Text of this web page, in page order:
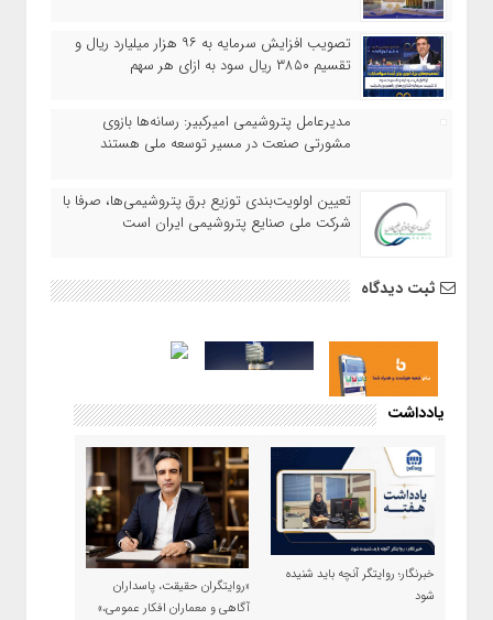
تصویب افزایش سرمایه به ۹۶ هزار میلیارد ریال و
تقسیم ۳۸۵۰ ریال سود به ازای هر سهم
مدیرعامل پتروشیمی امیرکبیر: رسانه‌ها بازوی
مشورتی صنعت در مسیر توسعه ملی هستند
تعیین اولویت‌بندی توزیع برق پتروشیمی‌ها، صرفا با
شرکت ملی صنایع پتروشیمی ایران است
ثبت دیدگاه
یادداشت
خبرنگار؛ روایتگر آنچه باید شنیده
شود
«روایتگران حقیقت، پاسداران
آگاهی و معماران افکار عمومی،»